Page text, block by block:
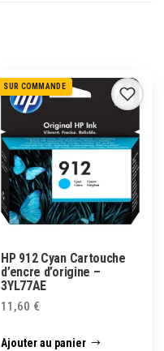
SUR COMMANDE
HP 912 Cyan Cartouche
d’encre d’origine –
3YL77AE
11,60 €
Ajouter au panier